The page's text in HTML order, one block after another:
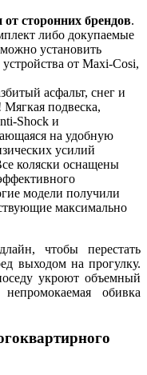
сторонних брендов.
либо докупаемые
можно установить
от Maxi-Cosi,
асфальт, снег и
подвеска,
Shock и
на удобную
усилий
коляски оснащены
модели получили
максимально
, чтобы перестать
выходом на прогулку.
укроют объемный
обивка